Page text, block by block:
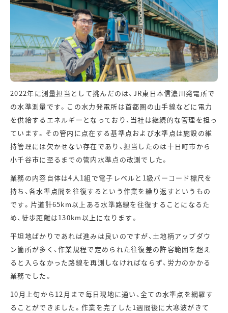
2022年に測量担当として挑んだのは、JR東日本信濃川発電所で
の水準測量です。この水力発電所は首都圏の山手線などに電力
を供給するエネルギーとなっており、当社は継続的な管理を担っ
ています。その管内に点在する基準点および水準点は施設の維
持管理には欠かせない存在であり、担当したのは十日町市から
小千谷市に至るまでの管内水準点の改測でした。
業務の内容自体は4人1組で電子レベルと1級バーコード標尺を
持ち、各水準点間を往復するという作業を繰り返すというもの
です。片道計65km以上ある水準路線を往復することになるた
め、徒歩距離は130km以上になります。
平坦地ばかりであれば進みは良いのですが、土地柄アップダウ
ン箇所が多く、作業規程で定められた往復差の許容範囲を超え
ると入らなかった路線を再測しなければならず、労力のかかる
業務でした。
10月上旬から12月まで毎日現地に通い、全ての水準点を網羅す
ることができました。作業を完了した1週間後に大寒波がきて